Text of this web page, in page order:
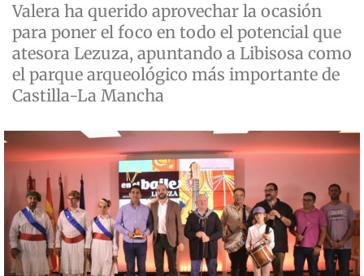
Valera ha querido aprovechar la ocasión
para poner el foco en todo el potencial que
atesora Lezuza, apuntando a Libisosa como
el parque arqueológico más importante de
Castilla-La Mancha